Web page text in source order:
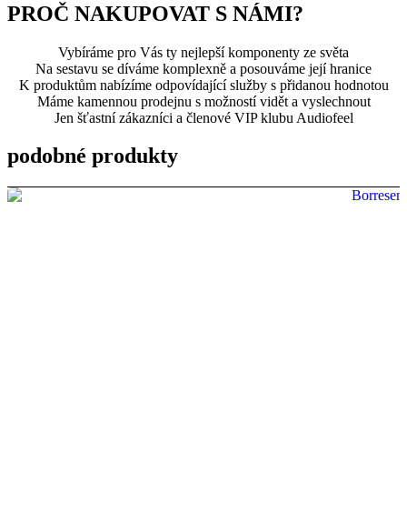
11
380 Kč
až
51
PROČ NAKUPOVAT S NÁMI?
Vybíráme pro Vás ty nejlepší komponenty ze světa
Na sestavu se díváme komplexně a posouváme její hranice
K produktům nabízíme odpovídající služby s přidanou hodnotou
Máme kamennou prodejnu s možností vidět a vyslechnout
Jen šťastní zákazníci a členové VIP klubu Audiofeel
podobné produkty